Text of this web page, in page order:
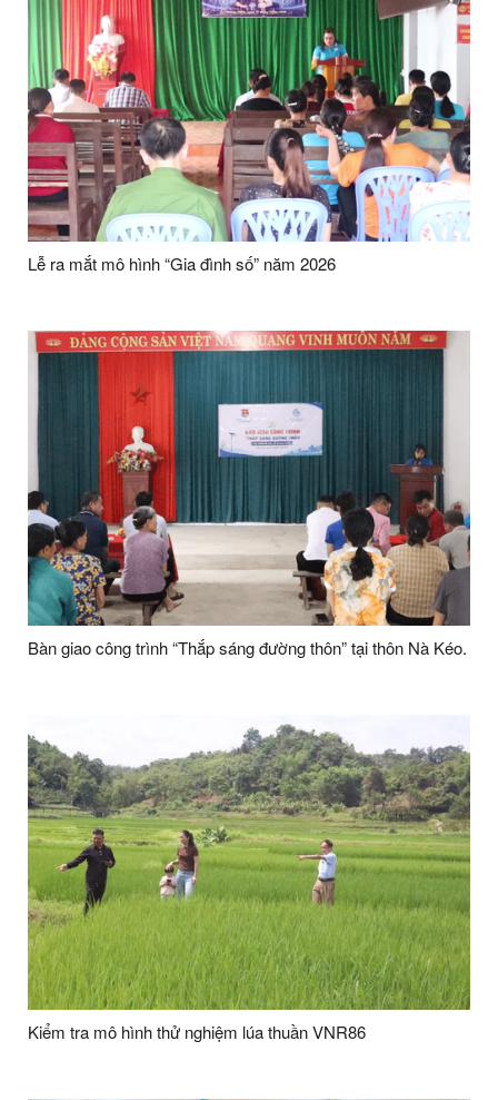
Lễ ra mắt mô hình “Gia đình số” năm 2026
Bàn giao công trình “Thắp sáng đường thôn” tại thôn Nà Kéo.
Kiểm tra mô hình thử nghiệm lúa thuần VNR86